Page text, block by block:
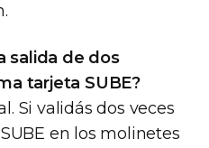
salida de dos
tarjeta SUBE?
Si validás dos veces
en los molinetes